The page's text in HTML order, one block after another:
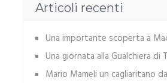
Articoli recenti
Una importante scoperta a
Una giornata alla Gualchiera di
Mario Mameli un cagliaritano